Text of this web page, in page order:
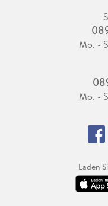
Mo. -
Mo. -
Laden